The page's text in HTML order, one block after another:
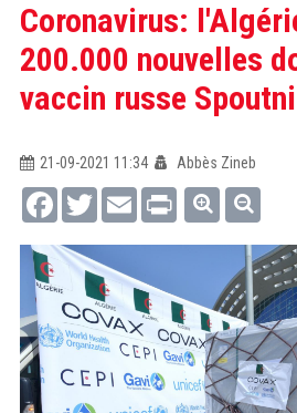
Coronavirus:
200.000 nouvelles
vaccin russe
21-09-2021 11:34
Abbès Zineb
FacebookTwitterEmail Print